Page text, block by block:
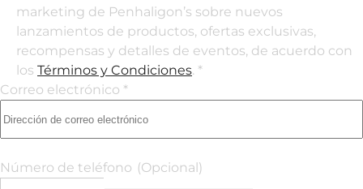
marketing de Penhaligon’s sobre nuevos
lanzamientos de productos, ofertas exclusivas,
recompensas y detalles de eventos, de acuerdo con
los Términos y Condiciones. *
Correo electrónico *
Número de teléfono (Opcional)